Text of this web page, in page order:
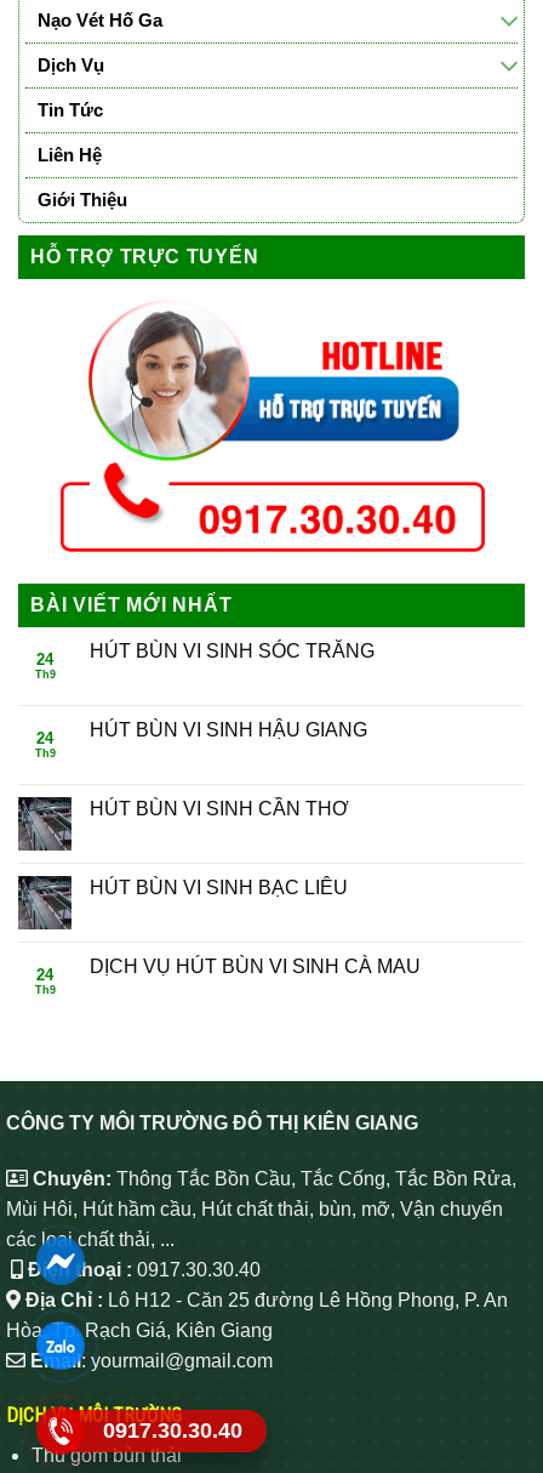
Nạo Vét Hố Ga
Dịch Vụ
Tin Tức
Liên Hệ
Giới Thiệu
HỖ TRỢ TRỰC TUYẾN
BÀI VIẾT MỚI NHẤT
24
Th9
HÚT BÙN VI SINH SÓC TRĂNG
24
Th9
HÚT BÙN VI SINH HẬU GIANG
HÚT BÙN VI SINH CẦN THƠ
HÚT BÙN VI SINH BẠC LIÊU
24
Th9
DỊCH VỤ HÚT BÙN VI SINH CÀ MAU
CÔNG TY MÔI TRƯỜNG ĐÔ THỊ KIÊN GIANG
Chuyên: Thông Tắc Bồn Cầu, Tắc Cống, Tắc Bồn Rửa,
Mùi Hôi, Hút hầm cầu, Hút chất thải, bùn, mỡ, Vận chuyển
các loại chất thải, ...
Điện thoại : 0917.30.30.40
Địa Chỉ : Lô H12 - Căn 25 đường Lê Hồng Phong, P. An
Hòa, Tp. Rạch Giá, Kiên Giang
Email: yourmail@gmail.com
DỊCH VỤ MÔI TRƯỜNG
Thu gom bùn thải
0917.30.30.40